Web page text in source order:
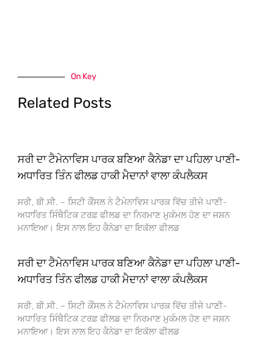
On Key
Related Posts
ਸਰੀ ਦਾ ਟੈਮੇਨਾਵਿਸ ਪਾਰਕ ਬਣਿਆ ਕੈਨੇਡਾ ਦਾ ਪਹਿਲਾ ਪਾਣੀ-
ਅਧਾਰਿਤ ਤਿੰਨ ਫੀਲਡ ਹਾਕੀ ਮੈਦਾਨਾਂ ਵਾਲਾ ਕੰਪਲੈਕਸ
ਸਰੀ, ਬੀ.ਸੀ. – ਸਿਟੀ ਕੌਂਸਲ ਨੇ ਟੈਮੇਨਾਵਿਸ ਪਾਰਕ ਵਿੱਚ ਤੀਜੇ ਪਾਣੀ-
ਅਧਾਰਿਤ ਸਿੰਥੈਟਿਕ ਟਰਫ਼ ਫੀਲਡ ਦਾ ਨਿਰਮਾਣ ਮੁਕੰਮਲ ਹੋਣ ਦਾ ਜਸ਼ਨ
ਮਨਾਇਆ। ਇਸ ਨਾਲ ਇਹ ਕੈਨੇਡਾ ਦਾ ਇਕੱਲਾ ਫੀਲਡ
ਸਰੀ ਦਾ ਟੈਮੇਨਾਵਿਸ ਪਾਰਕ ਬਣਿਆ ਕੈਨੇਡਾ ਦਾ ਪਹਿਲਾ ਪਾਣੀ-
ਅਧਾਰਿਤ ਤਿੰਨ ਫੀਲਡ ਹਾਕੀ ਮੈਦਾਨਾਂ ਵਾਲਾ ਕੰਪਲੈਕਸ
ਸਰੀ, ਬੀ.ਸੀ. – ਸਿਟੀ ਕੌਂਸਲ ਨੇ ਟੈਮੇਨਾਵਿਸ ਪਾਰਕ ਵਿੱਚ ਤੀਜੇ ਪਾਣੀ-
ਅਧਾਰਿਤ ਸਿੰਥੈਟਿਕ ਟਰਫ਼ ਫੀਲਡ ਦਾ ਨਿਰਮਾਣ ਮੁਕੰਮਲ ਹੋਣ ਦਾ ਜਸ਼ਨ
ਮਨਾਇਆ। ਇਸ ਨਾਲ ਇਹ ਕੈਨੇਡਾ ਦਾ ਇਕੱਲਾ ਫੀਲਡ